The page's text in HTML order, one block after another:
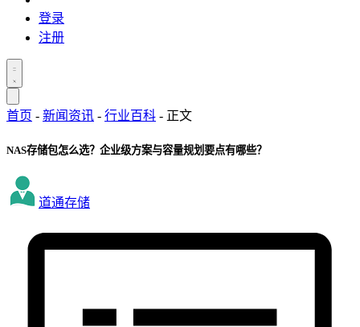
登录
注册
首页 - 新闻资讯 - 行业百科 - 正文
NAS存储包怎么选？企业级方案与容量规划要点有哪些？
道通存储